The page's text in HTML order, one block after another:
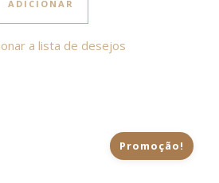
ADICIONAR
a lista de desejos
Promoção!